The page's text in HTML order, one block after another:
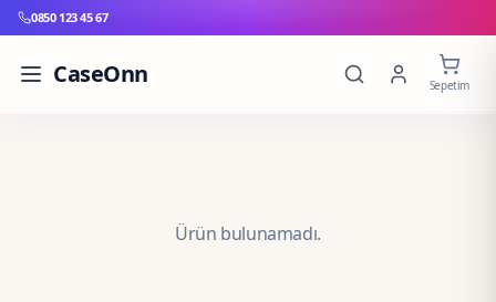
0850 123 45 67
CaseOnn Sepetim
Ürün bulunamadı.